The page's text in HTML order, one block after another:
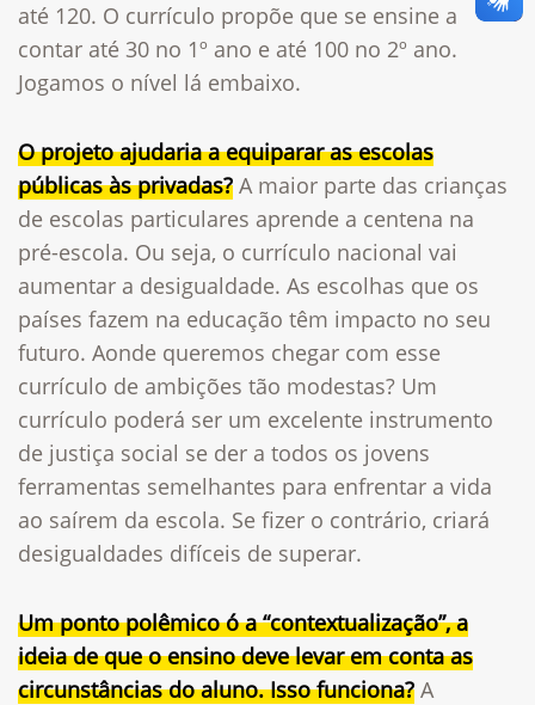
até 120. O currículo propõe que se ensine a
contar até 30 no 1º ano e até 100 no 2º ano.
Jogamos o nível lá embaixo.
O projeto ajudaria a equiparar as escolas
públicas às privadas? A maior parte das crianças
de escolas particulares aprende a centena na
pré-escola. Ou seja, o currículo nacional vai
aumentar a desigualdade. As escolhas que os
países fazem na educação têm impacto no seu
futuro. Aonde queremos chegar com esse
currículo de ambições tão modestas? Um
currículo poderá ser um excelente instrumento
de justiça social se der a todos os jovens
ferramentas semelhantes para enfrentar a vida
ao saírem da escola. Se fizer o contrário, criará
desigualdades difíceis de superar.
Um ponto polêmico ó a “contextualização”, a
ideia de que o ensino deve levar em conta as
circunstâncias do aluno. Isso funciona? A